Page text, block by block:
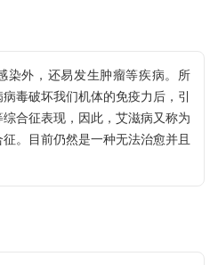
外，还易发生肿瘤等疾病。所
毒破坏我们机体的免疫力后，引
合征表现，因此，艾滋病又称为
。目前仍然是一种无法治愈并且